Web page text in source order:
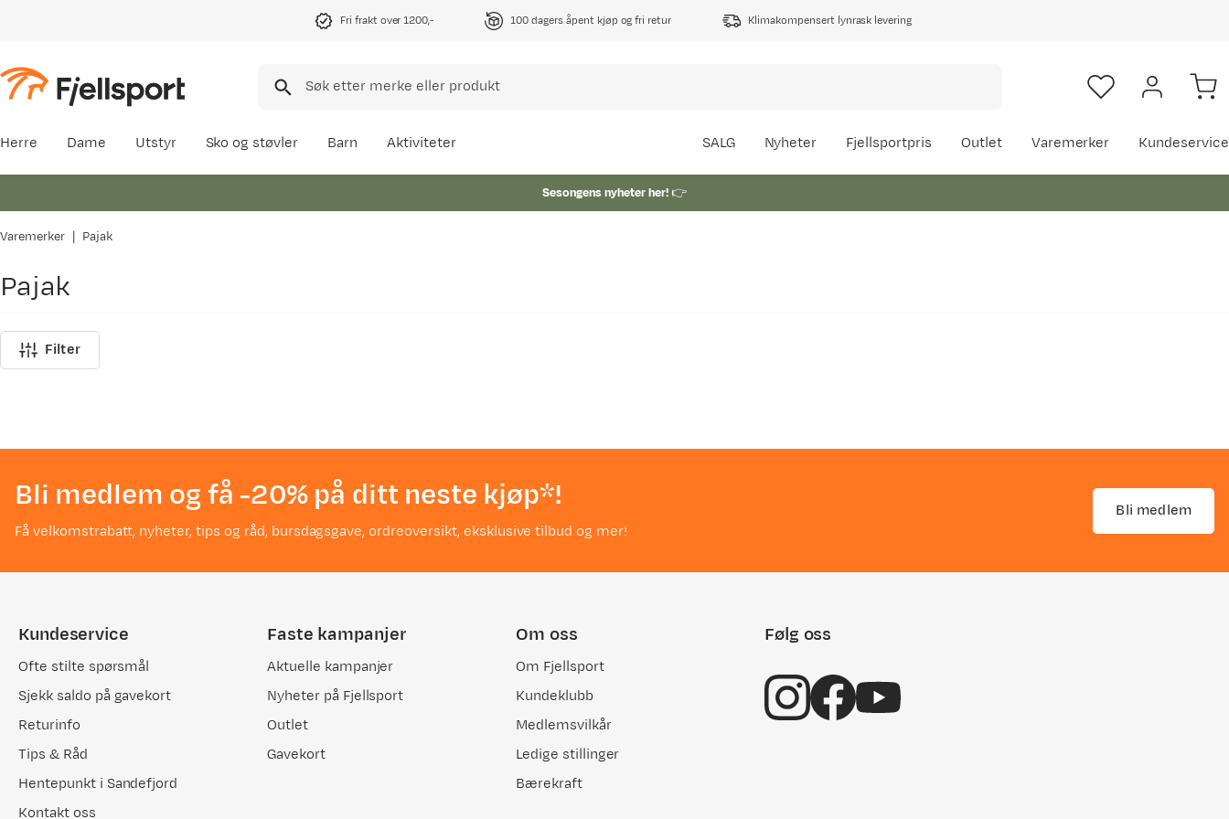
Fri frakt over 1200,- 100 dagers åpent kjøp og fri retur Klimakompensert lynrask levering
Herre Dame Utstyr Sko og støvler Barn Aktiviteter SALG Nyheter Fjellsportpris Outlet Varemerker Kundeservice
Sesongens nyheter her!👉
Varemerker Pajak
Pajak
Filter
Bli medlem og få -20% på ditt neste kjøp*!
Få velkomstrabatt, nyheter, tips og råd, bursdagsgave, ordreoversikt, eksklusive tilbud og mer!
Bli medlem
Kundeservice
Ofte stilte spørsmål
Sjekk saldo på gavekort
Returinfo
Tips & Råd
Hentepunkt i Sandefjord
Kontakt oss
Faste kampanjer
Aktuelle kampanjer
Nyheter på Fjellsport
Outlet
Gavekort
Om oss
Om Fjellsport
Kundeklubb
Medlemsvilkår
Ledige stillinger
Bærekraft
Følg oss